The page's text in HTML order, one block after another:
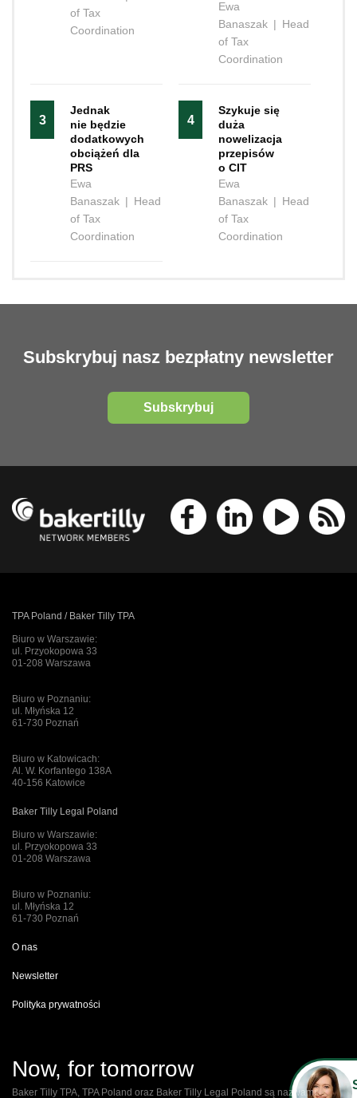
of Tax
Coordination
Ewa
Banaszak | Head
of Tax
Coordination
3
Jednak
nie będzie
dodatkowych
obciążeń dla
PRS
Ewa
Banaszak | Head
of Tax
Coordination
4
Szykuje się
duża
nowelizacja
przepisów
o CIT
Ewa
Banaszak | Head
of Tax
Coordination
Subskrybuj nasz bezpłatny newsletter
Subskrybuj
TPA Poland / Baker Tilly TPA
Biuro w Warszawie:
ul. Przyokopowa 33
01-208 Warszawa
Biuro w Poznaniu:
ul. Młyńska 12
61-730 Poznań
Biuro w Katowicach:
Al. W. Korfantego 138A
40-156 Katowice
Baker Tilly Legal Poland
Biuro w Warszawie:
ul. Przyokopowa 33
01-208 Warszawa
Biuro w Poznaniu:
ul. Młyńska 12
61-730 Poznań
O nas
Newsletter
Polityka prywatności
Now, for tomorrow
Baker Tilly TPA, TPA Poland oraz Baker Tilly Legal Poland są nazwami